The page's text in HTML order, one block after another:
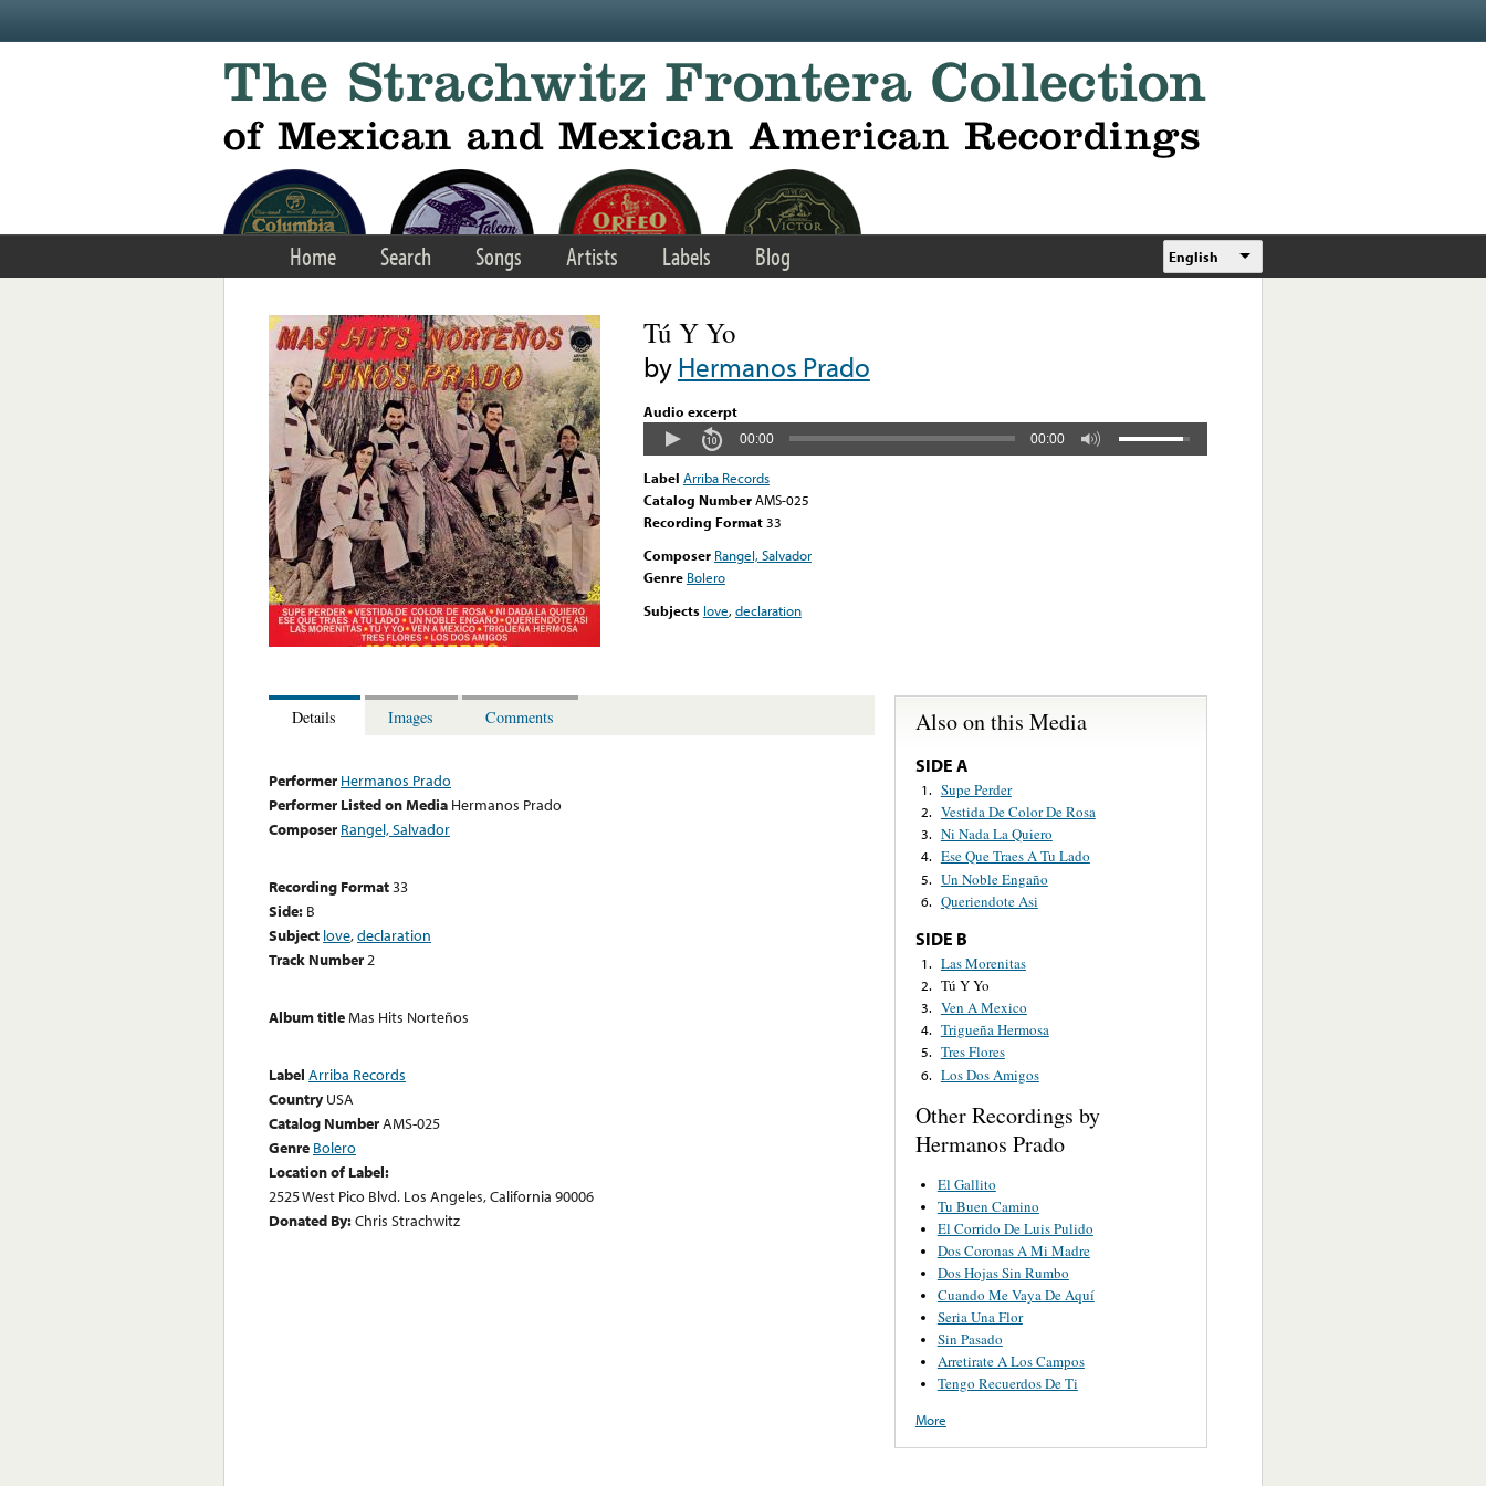
Home Search Songs Artists Labels Blog English
Tú Y Yo
byHermanos Prado
Audio excerpt
00:00 00:00
Label Arriba Records
Catalog NumberAMS-025
Recording Format33
Composer Rangel, Salvador
Genre Bolero
Subjects love,declaration
Details Images Comments
Performer Hermanos Prado
Performer Listed on Media Hermanos Prado
Composer Rangel, Salvador
Recording Format33
Side: B
Subject love,declaration
Track Number2
Album titleMas Hits Norteños
Label Arriba Records
Country USA
Catalog NumberAMS-025
Genre Bolero
Location of Label:
2525 West Pico Blvd. Los Angeles, California 90006
Donated By:Chris Strachwitz
Also on this Media
SIDE A
1. Supe Perder
2. Vestida De Color De Rosa
3. Ni Nada La Quiero
4. Ese Que Traes A Tu Lado
5. Un Noble Engaño
6. Queriendote Asi
SIDE B
1. Las Morenitas
2. Tú Y Yo
3. Ven A Mexico
4. Trigueña Hermosa
5. Tres Flores
6. Los Dos Amigos
Other Recordings by
Hermanos Prado
El Gallito
Tu Buen Camino
El Corrido De Luis Pulido
Dos Coronas A Mi Madre
Dos Hojas Sin Rumbo
Cuando Me Vaya De Aquí
Seria Una Flor
Sin Pasado
Arretirate A Los Campos
Tengo Recuerdos De Ti
More